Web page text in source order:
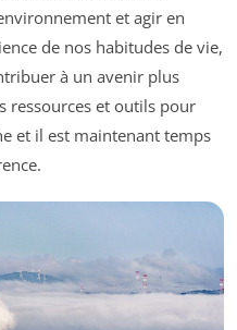
et agir en
de nos habitudes de vie,
à un avenir plus
ressources et outils pour
et il est maintenant temps